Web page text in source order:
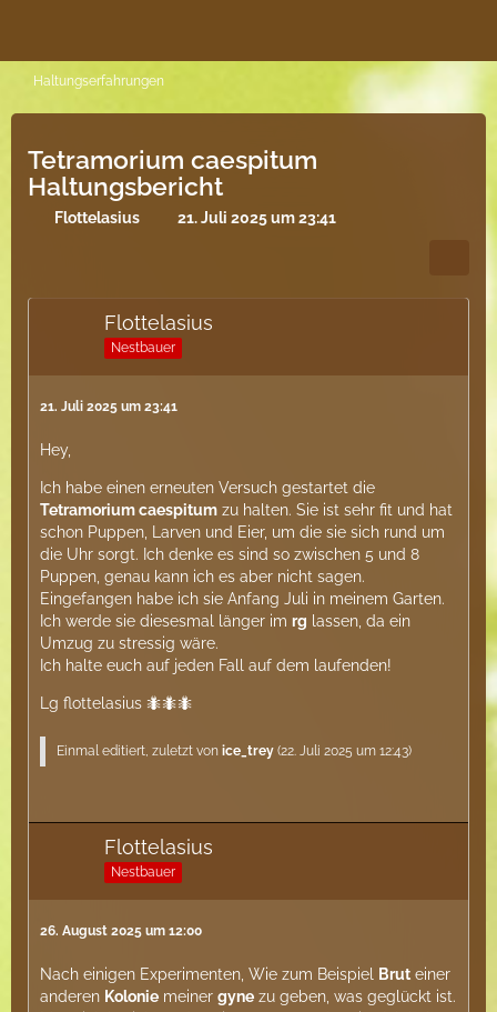
Haltungserfahrungen
Tetramorium caespitum
Haltungsbericht
Flottelasius 21. Juli 2025 um 23:41
Flottelasius
Nestbauer
21. Juli 2025 um 23:41
Hey,
Ich habe einen erneuten Versuch gestartet die
Tetramorium caespitum zu halten. Sie ist sehr fit und hat
schon Puppen, Larven und Eier, um die sie sich rund um
die Uhr sorgt. Ich denke es sind so zwischen 5 und 8
Puppen, genau kann ich es aber nicht sagen.
Eingefangen habe ich sie Anfang Juli in meinem Garten.
Ich werde sie diesesmal länger im rg lassen, da ein
Umzug zu stressig wäre.
Ich halte euch auf jeden Fall auf dem laufenden!
Lg flottelasius 🐜🐜🐜
Einmal editiert, zuletzt von ice_trey (22. Juli 2025 um 12:43)
Flottelasius
Nestbauer
26. August 2025 um 12:00
Nach einigen Experimenten, Wie zum Beispiel Brut einer
anderen Kolonie meiner gyne zu geben, was geglückt ist.